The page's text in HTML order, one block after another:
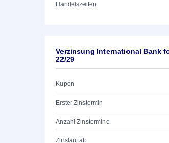
Handelszeiten
Verzinsung International Bank
22/29
Kupon
Erster Zinstermin
Anzahl Zinstermine
Zinslauf ab